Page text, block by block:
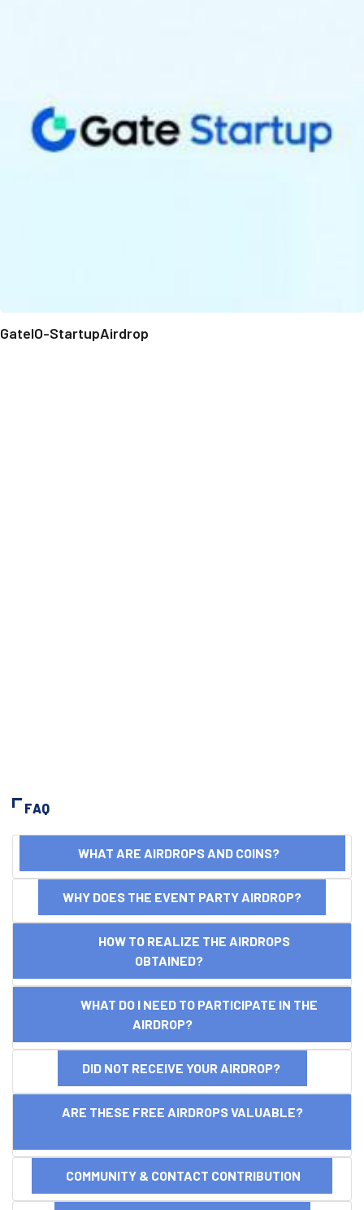
GateIO-StartupAirdrop
FAQ
WHAT ARE AIRDROPS AND COINS?
WHY DOES THE EVENT PARTY AIRDROP?
HOW TO REALIZE THE AIRDROPS
OBTAINED?
WHAT DO I NEED TO PARTICIPATE IN THE
AIRDROP?
DID NOT RECEIVE YOUR AIRDROP?
ARE THESE FREE AIRDROPS VALUABLE?
COMMUNITY & CONTACT CONTRIBUTION